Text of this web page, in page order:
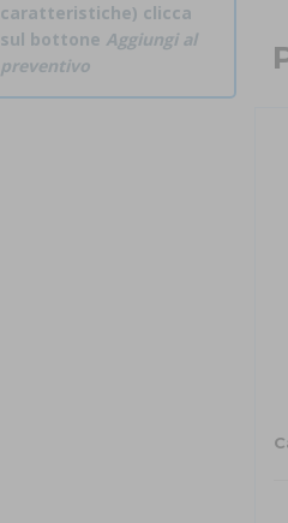
caratteristiche) clicca
sul bottone Aggiungi al
preventivo